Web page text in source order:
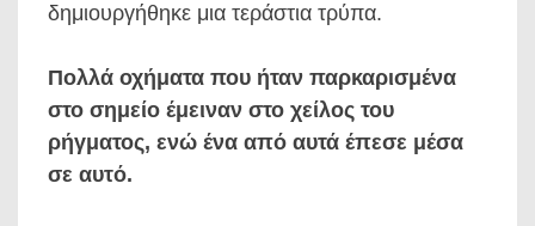
δημιουργήθηκε μια τεράστια τρύπα.
Πολλά οχήματα που ήταν παρκαρισμένα
στο σημείο έμειναν στο χείλος του
ρήγματος, ενώ ένα από αυτά έπεσε μέσα
σε αυτό.